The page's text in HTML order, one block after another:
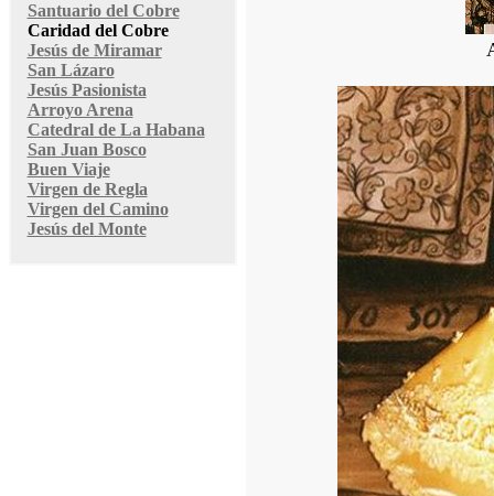
Santuario del Cobre
Caridad del Cobre
Jesús de Miramar
San Lázaro
Jesús Pasionista
Arroyo Arena
Catedral de La Habana
San Juan Bosco
Buen Viaje
Virgen de Regla
Virgen del Camino
Jesús del Monte